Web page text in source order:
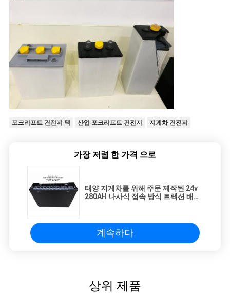
포크리프트 건전지 팩 산업 포크리프트 건전지 지게차 건전지
가장 저렴 한 가격 으로
태양 지게차를 위해 주문 제작된 24v
280AH 나사식 접속 방식 트랙션 배터
계속하다
상위 제품